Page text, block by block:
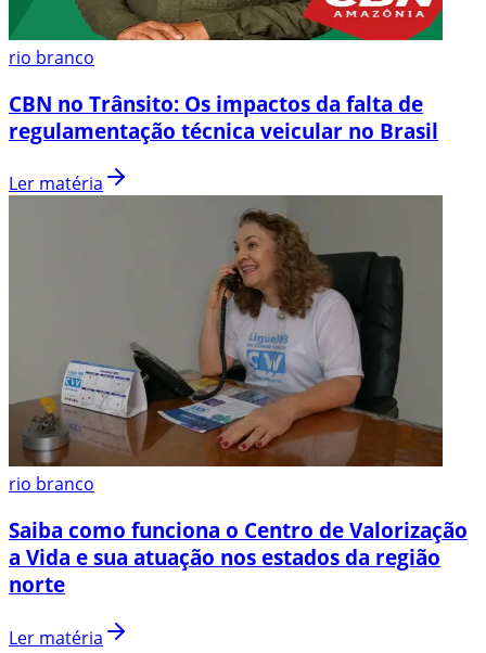
rio branco
CBN no Trânsito: Os impactos da falta de
regulamentação técnica veicular no Brasil
Ler matéria
rio branco
Saiba como funciona o Centro de Valorização
a Vida e sua atuação nos estados da região
norte
Ler matéria